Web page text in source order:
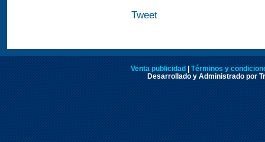
Tweet
Venta publicidad
Términos y
Desarrollado y Administrado por